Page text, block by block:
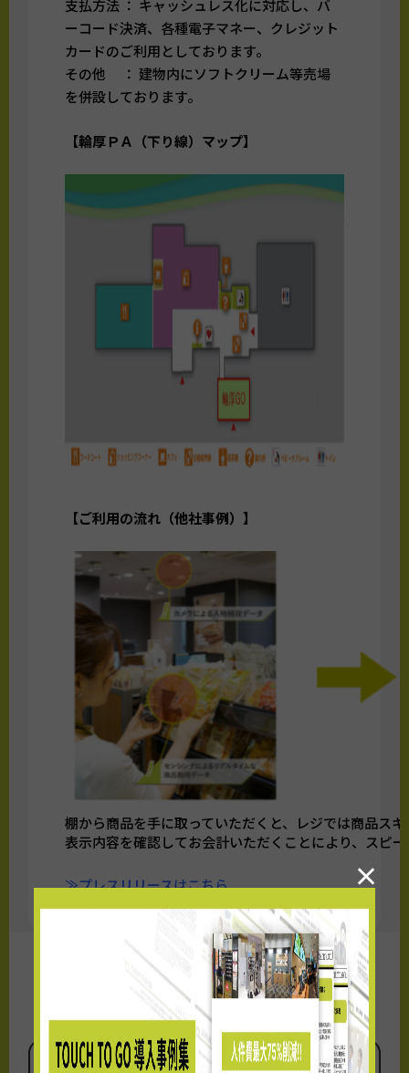
支払方法 ： キャッシュレス化に対応し、バ
ーコード決済、各種電子マネー、クレジット
カードのご利用としております。
その他 ： 建物内にソフトクリーム等売場
を併設しております。
【輪厚ＰＡ（下り線）マップ】
【ご利用の流れ（他社事例）】
棚から商品を手に取っていただくと、レジでは商品ス
表示内容を確認してお会計いただくことにより、スピ
≫プレスリリースはこちら
OPEN情報
×